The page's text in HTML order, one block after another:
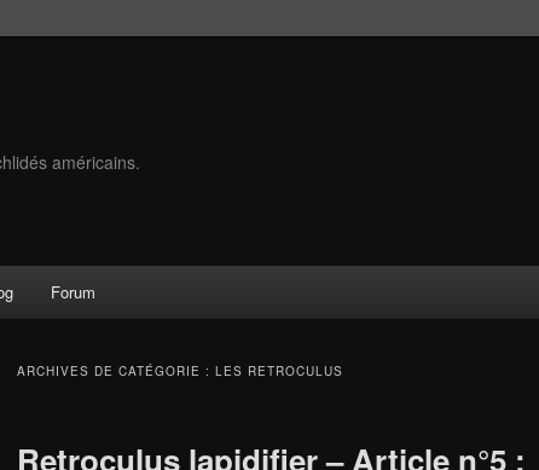
américains.
Forum
ARCHIVES DE CATÉGORIE : LES RETROCULUS
Retroculus lapidifier – Article n°5 :